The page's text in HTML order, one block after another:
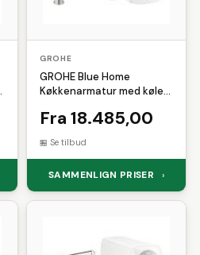
GROHE
GROHE Blue Home
Køkkenarmatur med køler
Supersteel
Fra 18.485,00
Se tilbud
SAMMENLIGN PRISER ›